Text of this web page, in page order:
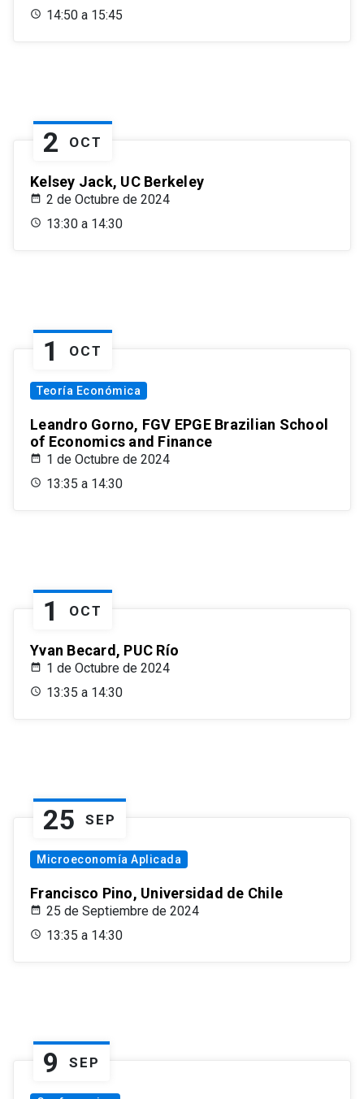
14:50 a 15:45
2 OCT
Kelsey Jack, UC Berkeley
2 de Octubre de 2024
13:30 a 14:30
1 OCT
Teoría Económica
Leandro Gorno, FGV EPGE Brazilian School
of Economics and Finance
1 de Octubre de 2024
13:35 a 14:30
1 OCT
Yvan Becard, PUC Río
1 de Octubre de 2024
13:35 a 14:30
25 SEP
Microeconomía Aplicada
Francisco Pino, Universidad de Chile
25 de Septiembre de 2024
13:35 a 14:30
9 SEP